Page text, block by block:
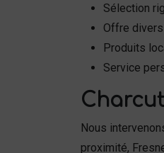
Sélection
Offre
Produits
Service
Nous
proximité,